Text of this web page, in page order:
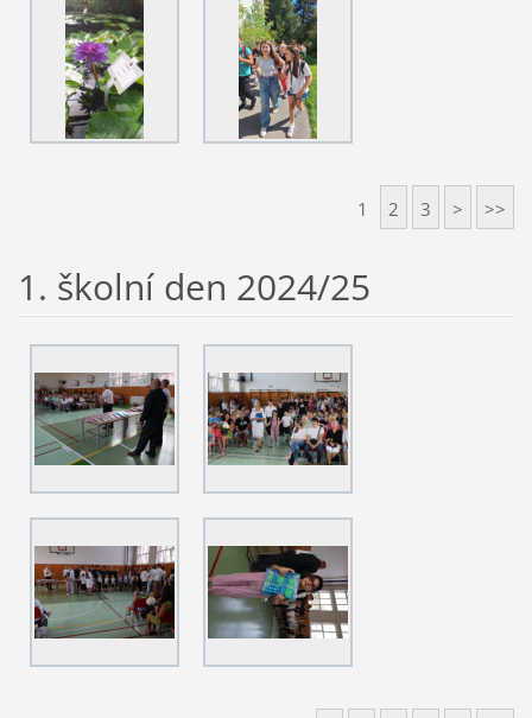
1 2 3 > >>
1. školní den 2024/25